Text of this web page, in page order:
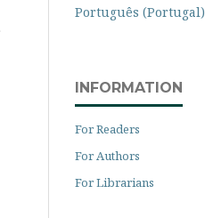
Português (Portugal)
INFORMATION
For Readers
For Authors
For Librarians